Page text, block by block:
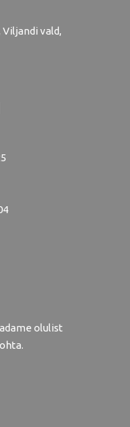
Viljandi vald,
olulist